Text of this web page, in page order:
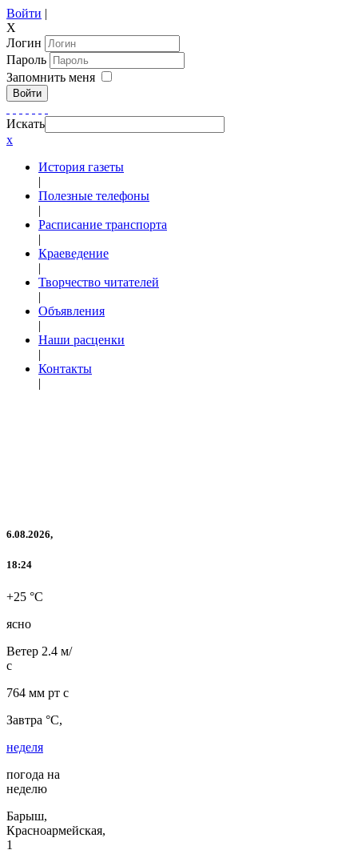
Войти |
X
Логин
Пароль
Запомнить меня
Войти
Искать
x
История газеты
|
Полезные телефоны
|
Расписание транспорта
|
Краеведение
|
Творчество читателей
|
Объявления
|
Наши расценки
|
Контакты
|
6.08.2026,
18:24
+25 °C
ясно
Ветер 2.4 м/
с
764 мм рт с
Завтра °C,
неделя
погода на
неделю
Барыш,
Красноармейская,
1